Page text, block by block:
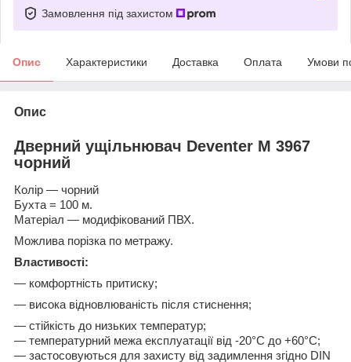
Замовлення під захистом
Опис Характеристики Доставка Оплата Умови
Опис
Дверний ущільнювач Deventer M 3967
чорний
Колір ― чорний
Бухта = 100 м.
Матеріал ― модифікований ПВХ.
Можлива порізка по метражу.
Властивості:
― комфортність притиску;
― висока відновлюваність після стиснення;
― стійкість до низьких температур;
― температурний межа експлуатації від -20°C до +60°C;
― застосовуються для захисту від задимлення згідно DIN